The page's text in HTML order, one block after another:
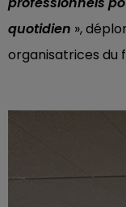
quotidien »,
organisatrices du